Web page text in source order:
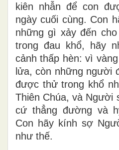
kiên nhẫn để con
ngày cuối cùng. Con
những gì xảy đến
trong đau khổ, hãy
cảnh thấp hèn: vì
lửa, còn những người
được thử trong khổ
Thiên Chúa, và Người
cứ thẳng đường và
Con hãy kính sợ
như thế.